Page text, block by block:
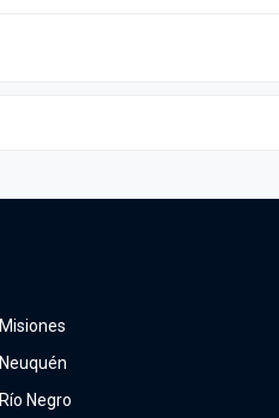
Misiones
Neuquén
Río Negro